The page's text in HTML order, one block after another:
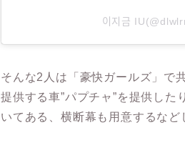
이지금
そんな2人は「豪快ガールズ」で
提供する車”パプチャ”を提供し
いてある、横断幕も用意するなど